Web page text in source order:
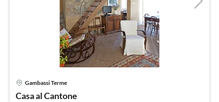
Gambassi Terme
Casa al Cantone